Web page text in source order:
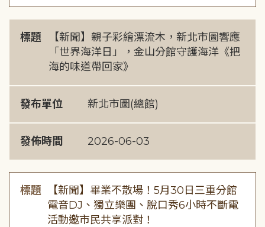
標題
【新聞】親子彩繪漂流木，新北市圖響應
「世界海洋日」，金山分館守護海洋《把
海的味道帶回家》
發布單位 新北市圖(總館)
發佈時間 2026-06-03
標題
【新聞】畢業不散場！5月30日三重分館
電音DJ、獨立樂團、脫口秀6小時不斷電
活動邀市民共享派對！